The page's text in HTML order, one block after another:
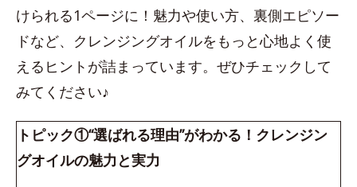
けられる1ページに！魅力や使い方、裏側エピソー
ドなど、クレンジングオイルをもっと心地よく使
えるヒントが詰まっています。ぜひチェックして
みてください♪
トピック①“選ばれる理由”がわかる！クレンジン
グオイルの魅力と実力